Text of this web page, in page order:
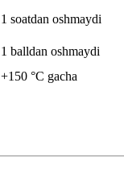
1 soatdan oshmaydi
1 balldan oshmaydi
+150 °C gacha